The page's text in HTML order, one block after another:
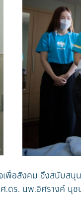
พื่อสังคม จึงสนับส
ร. นพ.อิศรางค์ นุช